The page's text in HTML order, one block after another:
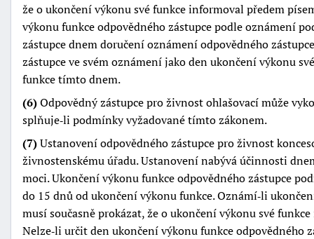
že o ukončení výkonu své funkce informoval předem
výkonu funkce odpovědného zástupce podle oznámení
zástupce dnem doručení oznámení odpovědného
zástupce ve svém oznámení jako den ukončení výkonu
funkce tímto dnem.
(6)Odpovědný zástupce pro živnost ohlašovací může
splňuje‑li podmínky vyžadované tímto zákonem.
(7)Ustanovení odpovědného zástupce pro živnost
živnostenskému úřadu. Ustanovení nabývá účinnosti
moci. Ukončení výkonu funkce odpovědného zástupce
do 15 dnů od ukončení výkonu funkce. Oznámí‑li
musí současně prokázat, že o ukončení výkonu své
Nelze‑li určit den ukončení výkonu funkce odpovědného